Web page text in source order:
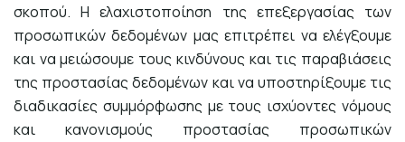
σκοπού. Η ελαχιστοποίηση της επεξεργασίας των
προσωπικών δεδομένων μας επιτρέπει να ελέγξουμε
και να μειώσουμε τους κινδύνους και τις παραβιάσεις
της προστασίας δεδομένων και να υποστηρίξουμε τις
διαδικασίες συμμόρφωσης με τους ισχύοντες νόμους
και κανονισμούς προστασίας προσωπικών